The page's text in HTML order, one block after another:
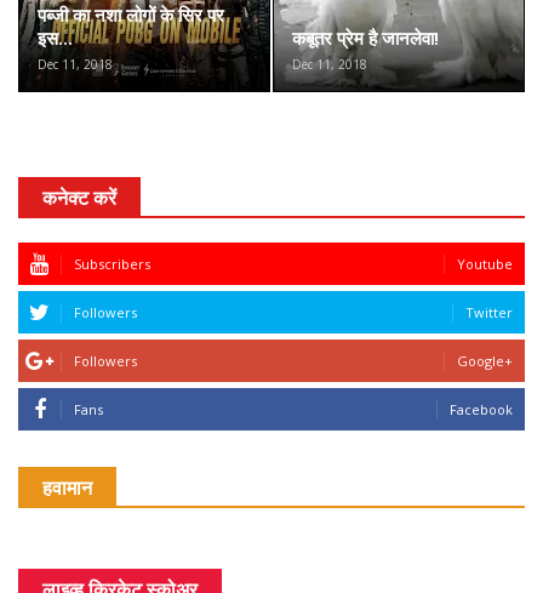
पब्जी का नशा लोगों के सिर पर
इस...
Dec 11, 2018
कबूतर प्रेम है जानलेवा!
Dec 11, 2018
कनेक्ट करें
Subscribers Youtube
Followers Twitter
Followers Google+
Fans Facebook
हवामान